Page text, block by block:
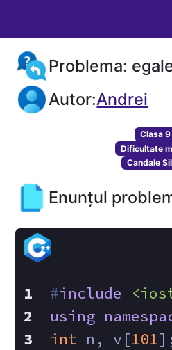
Problema:
Autor:Andrei
Clasa 9
Dificultate
Candale
Enunțul
#include
using
int n, v[101